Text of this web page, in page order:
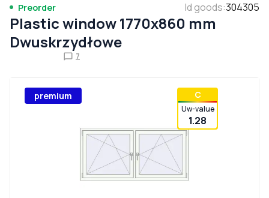
Preorder Id goods:304305
Plastic window 1770x860 mm
Dwuskrzydłowe
7
premium С
Uw-value
1.28